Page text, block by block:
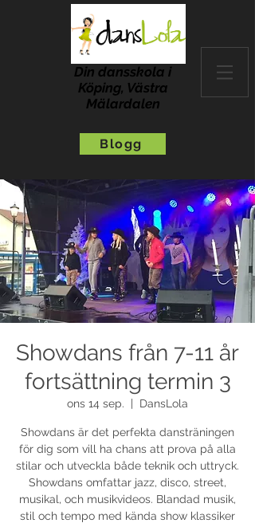
Din dansskola i
Köping, Västra
Mälardalen
Blogg
Showdans från 7-11 år
fortsättning termin 3
ons 14 sep. DansLola
Showdans är det perfekta dansträningen
för dig som vill ha chans att prova på alla
stilar och utveckla både teknik och uttryck.
Showdans omfattar jazz, disco, street,
musikal, och musikvideos. Blandad musik,
stil och tempo med kända show klassiker